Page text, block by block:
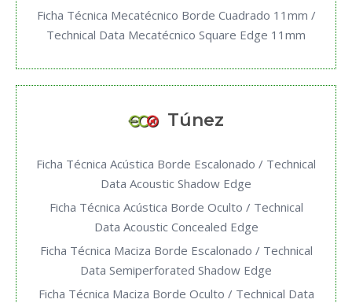
Ficha Técnica Mecatécnico Borde Cuadrado 11mm /
Technical Data Mecatécnico Square Edge 11mm
Túnez
Ficha Técnica Acústica Borde Escalonado / Technical
Data Acoustic Shadow Edge
Ficha Técnica Acústica Borde Oculto / Technical
Data Acoustic Concealed Edge
Ficha Técnica Maciza Borde Escalonado / Technical
Data Semiperforated Shadow Edge
Ficha Técnica Maciza Borde Oculto / Technical Data